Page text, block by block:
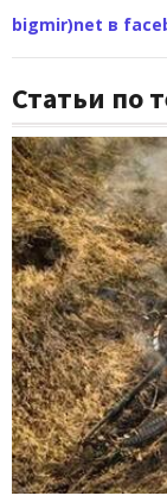
bigmir)net в
Статьи по